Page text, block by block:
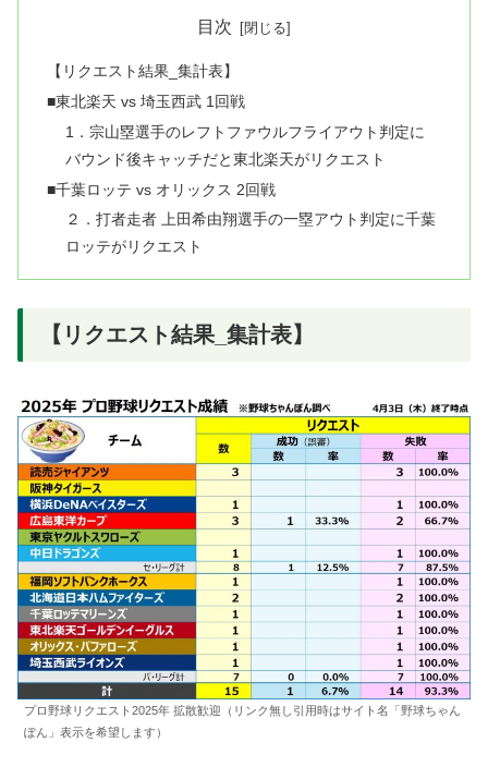
目次
【リクエスト結果_集計表】
■東北楽天 vs 埼玉西武 1回戦
1．宗山塁選手のレフトファウルフライアウト判定に
バウンド後キャッチだと東北楽天がリクエスト
■千葉ロッテ vs オリックス 2回戦
２．打者走者 上田希由翔選手の一塁アウト判定に千葉
ロッテがリクエスト
【リクエスト結果_集計表】
プロ野球リクエスト2025年 拡散歓迎（リンク無し引用時はサイト名「野球ちゃん
ぽん」表示を希望します）